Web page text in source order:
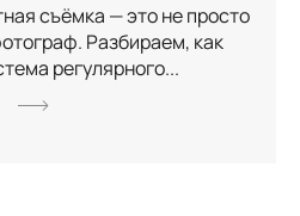
съёмка — это не просто
Разбираем, как
регулярного...